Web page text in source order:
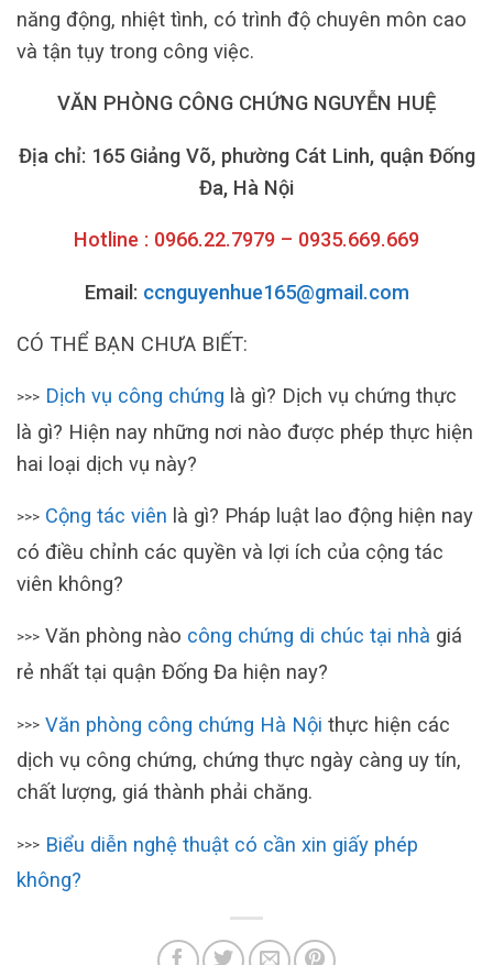
năng động, nhiệt tình, có trình độ chuyên môn cao
và tận tụy trong công việc.
VĂN PHÒNG CÔNG CHỨNG NGUYỄN HUỆ
Địa chỉ: 165 Giảng Võ, phường Cát Linh, quận Đống
Đa, Hà Nội
Hotline : 0966.22.7979 – 0935.669.669
Email: ccnguyenhue165@gmail.com
CÓ THỂ BẠN CHƯA BIẾT:
>>> Dịch vụ công chứng là gì? Dịch vụ chứng thực
là gì? Hiện nay những nơi nào được phép thực hiện
hai loại dịch vụ này?
>>> Cộng tác viên là gì? Pháp luật lao động hiện nay
có điều chỉnh các quyền và lợi ích của cộng tác
viên không?
>>> Văn phòng nào công chứng di chúc tại nhà giá
rẻ nhất tại quận Đống Đa hiện nay?
>>> Văn phòng công chứng Hà Nội thực hiện các
dịch vụ công chứng, chứng thực ngày càng uy tín,
chất lượng, giá thành phải chăng.
>>> Biểu diễn nghệ thuật có cần xin giấy phép
không?